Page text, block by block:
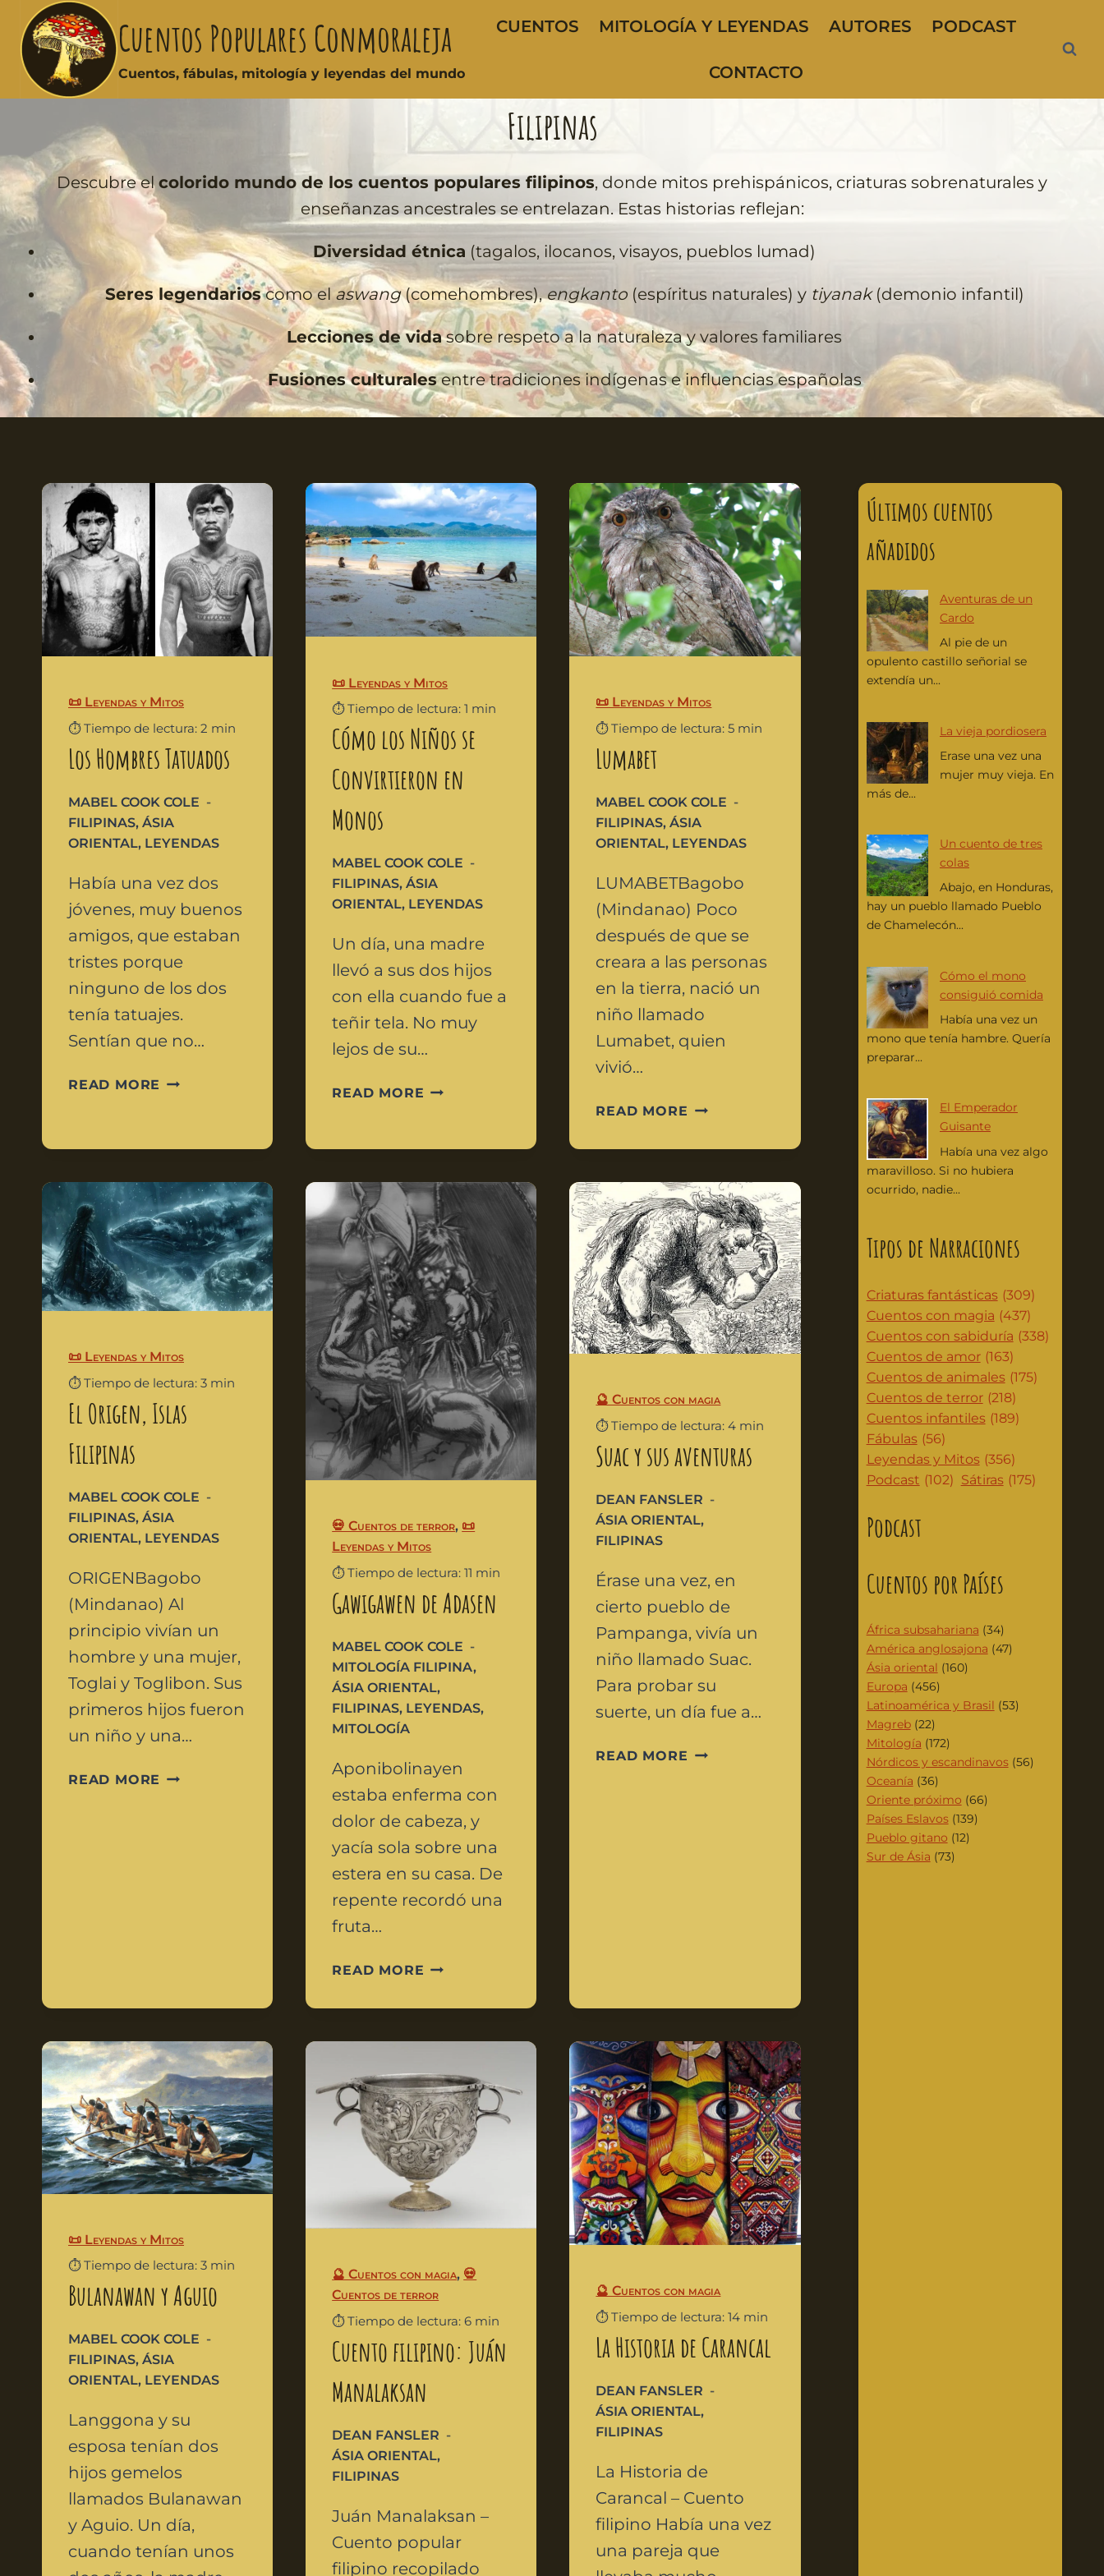
Cuentos Populares Conmoraleja
Cuentos, fábulas, mitología y leyendas del mundo
CUENTOS MITOLOGÍA Y LEYENDAS AUTORES PODCAST
CONTACTO
Filipinas
Descubre elcolorido mundo de los cuentos populares filipinos, donde mitos prehispánicos, criaturas sobrenaturales y
enseñanzas ancestrales se entrelazan. Estas historias reflejan:
Diversidad étnica (tagalos, ilocanos, visayos, pueblos lumad)
Seres legendarioscomo elaswang(comehombres),engkanto(espíritus naturales) y tiyanak(demonio infantil)
Lecciones de vidasobre respeto a la naturaleza y valores familiares
Fusiones culturalesentre tradiciones indígenas e influencias españolas
📜 Leyendas y Mitos
⏱️ Tiempo de lectura: 2 min
Los Hombres Tatuados
MABEL COOK COLE
FILIPINAS, ÁSIA
ORIENTAL, LEYENDAS
Había una vez dos
jóvenes, muy buenos
amigos, que estaban
tristes porque
ninguno de los dos
tenía tatuajes.
Sentían que no…
READ MORE
📜 Leyendas y Mitos
⏱️ Tiempo de lectura: 1 min
Cómo los Niños se
Convirtieron en
Monos
MABEL COOK COLE
FILIPINAS,ÁSIA
ORIENTAL, LEYENDAS
Un día, una madre
llevó a sus dos hijos
con ella cuando fue a
teñir tela. No muy
lejos de su…
READ MORE
📜 Leyendas y Mitos
⏱️ Tiempo de lectura: 5 min
Lumabet
MABEL COOK COLE
FILIPINAS,ÁSIA
ORIENTAL, LEYENDAS
LUMABETBagobo
(Mindanao) Poco
después de que se
creara a las personas
en la tierra, nació un
niño llamado
Lumabet, quien
vivió…
READ MORE
📜 Leyendas y Mitos
⏱️ Tiempo de lectura: 3 min
El Origen, Islas
Filipinas
MABEL COOK COLE
FILIPINAS, ÁSIA
ORIENTAL, LEYENDAS
ORIGENBagobo
(Mindanao) Al
principio vivían un
hombre y una mujer,
Toglai y Toglibon. Sus
primeros hijos fueron
un niño y una…
READ MORE
💀 Cuentos de terror, 📜
Leyendas y Mitos
⏱️ Tiempo de lectura: 11 min
Gawigawen de Adasen
MABEL COOK COLE
MITOLOGÍA FILIPINA,
ÁSIA ORIENTAL,
FILIPINAS, LEYENDAS,
MITOLOGÍA
Aponibolinayen
estaba enferma con
dolor de cabeza, y
yacía sola sobre una
estera en su casa. De
repente recordó una
fruta…
READ MORE
🔮 Cuentos con magia
⏱️ Tiempo de lectura: 4 min
Suac y sus aventuras
DEAN FANSLER
ÁSIA ORIENTAL,
FILIPINAS
Érase una vez, en
cierto pueblo de
Pampanga, vivía un
niño llamado Suac.
Para probar su
suerte, un día fue a…
READ MORE
📜 Leyendas y Mitos
⏱️ Tiempo de lectura: 3 min
Bulanawan y Aguio
MABEL COOK COLE
FILIPINAS, ÁSIA
ORIENTAL, LEYENDAS
Langgona y su
esposa tenían dos
hijos gemelos
llamados Bulanawan
y Aguio. Un día,
cuando tenían unos
🔮 Cuentos con magia, 💀
Cuentos de terror
⏱️ Tiempo de lectura: 6 min
Cuento filipino: Juán
Manalaksan
DEAN FANSLER
ÁSIA ORIENTAL,
FILIPINAS
Juán Manalaksan –
Cuento popular
filipino recopilado
🔮 Cuentos con magia
⏱️ Tiempo de lectura: 14 min
La Historia de Carancal
DEAN FANSLER
ÁSIA ORIENTAL,
FILIPINAS
La Historia de
Carancal – Cuento
filipino Había una vez
una pareja que
Últimos cuentos
añadidos
Aventuras de un
Cardo
Al pie de un
opulento castillo señorial se
extendía un...
La vieja pordiosera
Erase una vez una
mujer muy vieja. En
más de...
Un cuento de tres
colas
Abajo, en Honduras,
hay un pueblo llamado Pueblo
de Chamelecón...
Cómo el mono
consiguió comida
Había una vez un
mono que tenía hambre. Quería
preparar...
El Emperador
Guisante
Había una vez algo
maravilloso. Si no hubiera
ocurrido, nadie...
Tipos de Narraciones
Criaturas fantásticas (309)
Cuentos con magia (437)
Cuentos con sabiduría (338)
Cuentos de amor (163)
Cuentos de animales (175)
Cuentos de terror (218)
Cuentos infantiles (189)
Fábulas (56)
Leyendas y Mitos (356)
Podcast (102) Sátiras (175)
Podcast
Cuentos por Países
África subsahariana (34)
América anglosajona (47)
Ásia oriental (160)
Europa (456)
Latinoamérica y Brasil (53)
Magreb(22)
Mitología (172)
Nórdicos y escandinavos(56)
Oceanía (36)
Oriente próximo (66)
Países Eslavos(139)
Pueblo gitano (12)
Sur de Ásia (73)